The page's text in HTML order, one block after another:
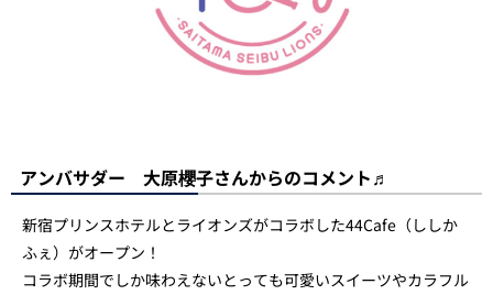
アンバサダー 大原櫻子さんからのコメント♬
新宿プリンスホテルとライオンズがコラボした44Cafe（ししか
ふぇ）がオープン！
コラボ期間でしか味わえないとっても可愛いスイーツやカラフル